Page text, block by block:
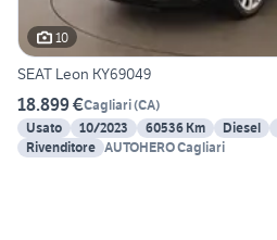
10
SEAT Leon KY69049
18.899 €Cagliari(CA)
Usato
10/2023 60536 Km Diesel
Rivenditore AUTOHERO Cagliari